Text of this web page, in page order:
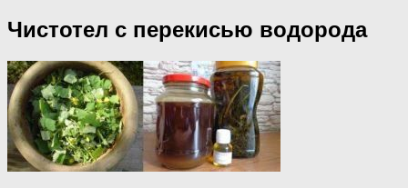
Чистотел с перекисью водорода